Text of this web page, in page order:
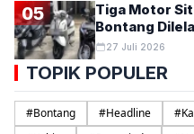
05
Tiga Motor
Bontang
27 Juli 2026
TOPIK POPULER
#Bontang #Headline #